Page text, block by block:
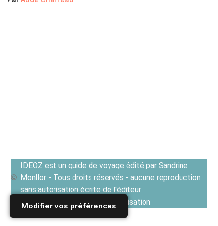
Modifier vos préférences
IDEOZ est un guide de voyage édité par Sandrine
Monllor - Tous droits réservés - aucune reproduction
sans autorisation écrite de l'éditeur
Voir les Conditions générales d'utilisation